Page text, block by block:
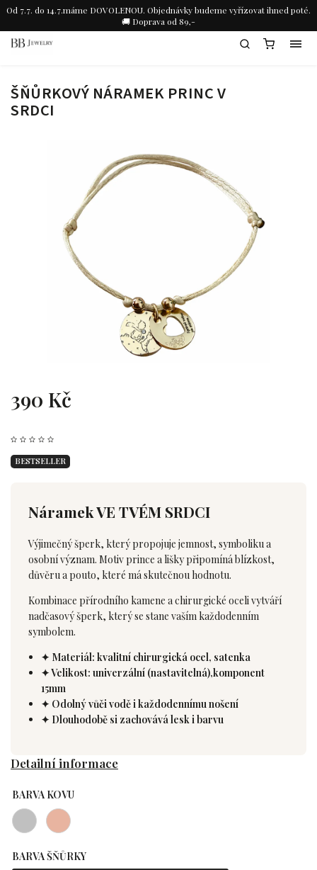
Od 7.7. do 14.7.máme DOVOLENOU. Objednávky budeme vyřízovat ihned poté.
🚚 Doprava od 89,-
ŠŇŮRKOVÝ NÁRAMEK PRINC V
SRDCI
390 Kč
BESTSELLER
Náramek VE TVÉM SRDCI
Výjimečný šperk, který propojuje jemnost, symboliku a
osobní význam. Motiv prince a lišky připomíná blízkost,
důvěru a pouto, které má skutečnou hodnotu.
Kombinace přírodního kamene a chirurgické oceli vytváří
nadčasový šperk, který se stane vaším každodenním
symbolem.
✦ Materiál: kvalitní chirurgická ocel, satenka
✦ Velikost: univerzální (nastavitelná),komponent
15mm
✦ Odolný vůči vodě i každodennímu nošení
✦ Dlouhodobě si zachovává lesk i barvu
Detailní informace
BARVA KOVU
BARVA ŠŇŮRKY